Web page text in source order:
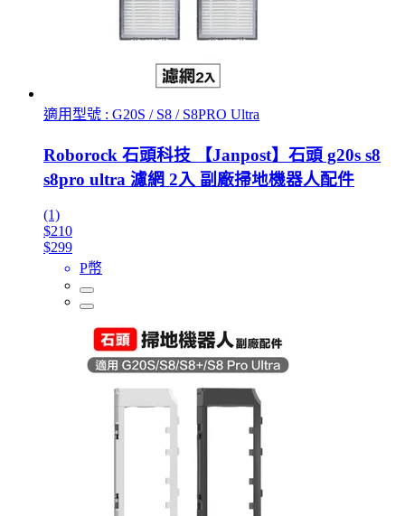
適用型號 : G20S / S8 / S8PRO Ultra
Roborock 石頭科技 【Janpost】石頭 g20s s8
s8pro ultra 濾網 2入 副廠掃地機器人配件
(1)
$210
$299
P幣